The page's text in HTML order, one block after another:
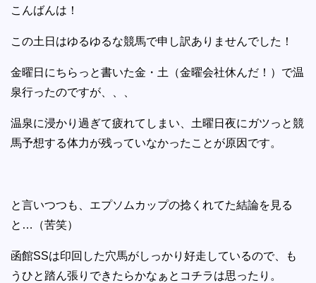
こんばんは！
この土日はゆるゆるな競馬で申し訳ありませんでした！
金曜日にちらっと書いた金・土（金曜会社休んだ！）で温
泉行ったのですが、、、
温泉に浸かり過ぎて疲れてしまい、土曜日夜にガツっと競
馬予想する体力が残っていなかったことが原因です。
と言いつつも、エプソムカップの捻くれてた結論を見る
と…（苦笑）
函館SSは印回した穴馬がしっかり好走しているので、も
うひと踏ん張りできたらかなぁとコチラは思ったり。